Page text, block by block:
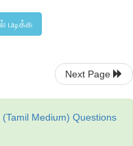
படிக்க
Next Page
Medium) Questions